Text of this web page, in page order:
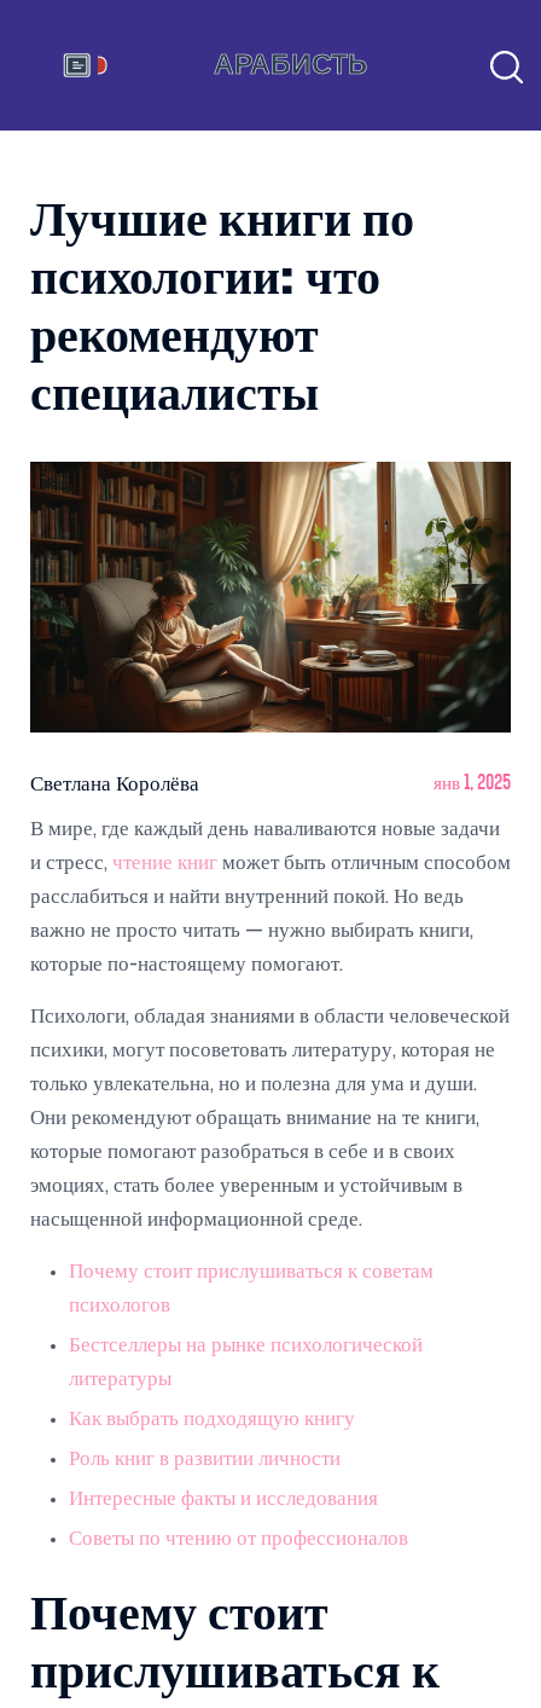
Лучшие книги по
психологии: что
рекомендуют
специалисты
Светлана Королёва янв 1, 2025
В мире, где каждый день наваливаются новые задачи
и стресс, чтение книг может быть отличным способом
расслабиться и найти внутренний покой. Но ведь
важно не просто читать — нужно выбирать книги,
которые по-настоящему помогают.
Психологи, обладая знаниями в области человеческой
психики, могут посоветовать литературу, которая не
только увлекательна, но и полезна для ума и души.
Они рекомендуют обращать внимание на те книги,
которые помогают разобраться в себе и в своих
эмоциях, стать более уверенным и устойчивым в
насыщенной информационной среде.
Почему стоит прислушиваться к советам
психологов
Бестселлеры на рынке психологической
литературы
Как выбрать подходящую книгу
Роль книг в развитии личности
Интересные факты и исследования
Советы по чтению от профессионалов
Почему стоит
прислушиваться к